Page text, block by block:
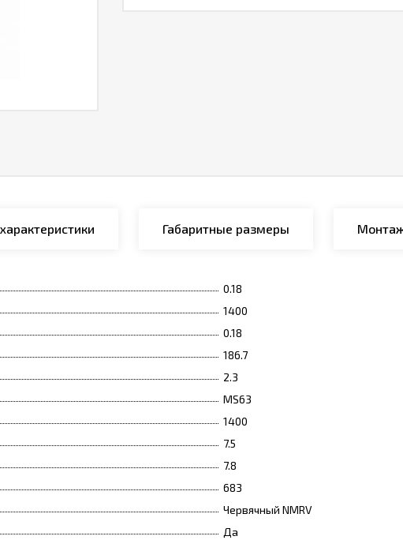
Габаритные размеры
0.18
1400
0.18
186.7
2.3
MS63
1400
7.5
7.8
683
Червячный NMRV
Да